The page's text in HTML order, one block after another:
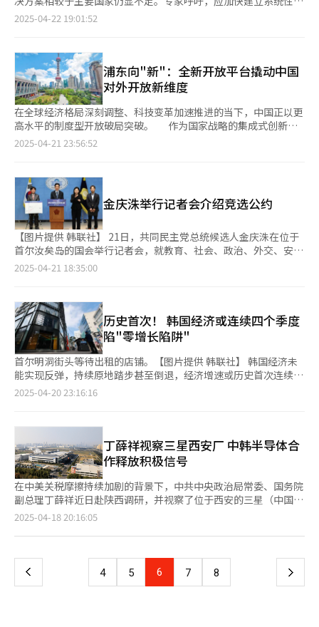
爆现象级话题，此前李在明、尹锡悦、李俊锡、罗卿瑗等政界大咖
都曾出演这档节目，或自嘲或讽刺对手，各种玩梗贡献了不少名场
环境更加自由开放，《SNL Korea》的人气持续上升。
中国的报复性关税。 花旗利用牛津经济学模型进行分析显示，在
第一和第二种情景下，也就是中美互征100%以上关税的局面下，
分别下降2.2个百分点（情景一）和2.3个百分点（情景二）。 受此
影响，韩国银行（央行）可能被迫加快降息步伐。花旗预测，在上
述两种情景下，央行或把基准利率从当前的2.75%降至明年年底的
1.00%，总共降息1.75个百分点，相当于连续七次下调0.25个百分
点。 在第三种中美关税摩擦有所缓解的情景中，韩国经济遭受的
冲击也略有缓和。报告预计，在该情况下，今年韩国GDP增速下降
0.2个百分点，明年下降0.9个百分点。同期央行降息幅度也会缩
小，总共降息0.75个百分点，明年年底利率预计为2.00%。 此外，
（IMF）日前发布的《全球经济展望》中，韩国今年的增长预期从
2%下调至1%。彭博社10日公开的调查结果显示，42家机构对韩
国今年的平均增长预测为1.41%，其中多家机构预测低于1%，包
括彭博经济研究所（0.7%）、凯投宏观（0.9%）、花旗集团
（0.8%）、荷兰国际集团（0.8%）、摩根大通（0.7%）等。 央
行也可能在下月下调经济增长预测，此前央行在2月预测今年韩国
经济增速为1.5%。央行行长李昌镛在17日金融货币委员会会议后
指出，从目前美国的关税政策来看，2月的预测过于乐观，考虑到
障机制，构建药品供应链全景图谱，以有效确保突发公共卫生事件
应链保障政策比较研究及启示》报告中指出，全球主要国家已建立
起较为完善的药品供应保障体系，而韩国在药品供应链稳定性机制
建设方面相对滞后。 报告显示，尽管韩国食品药品安全部与疾病
管理厅在新型传染病防治领域开展了研发（R&D）资助、国家必需
药品本土化生产等举措，但在构建完整供应链保障体系方面仍存在
明显短板。特别是在战略药品储备、产能基础设施建设、原料药国
产化等关键环节，对本土制药企业的政策支持力度亟待加强。韩国
制药生物协会统计数据显示，目前全球原料药生产呈高度集中态
供应危机。数据显示，截至去年11月，近三年间韩国累计46种药
品因停产或进口中断导致供应短缺。仅去年4月，供应不稳定的药
品就多达490种，其中包括69种国产药品在内的95种国家必备药
品。 郑顺圭指出，随着美国高关税政策实施、中国反制措施生
效，以及日本与欧盟供应链监管新规陆续出台，今年全球药品供应
链格局将迎来重大调整，韩国制药企业的国际化发展战略亟需系统
性重构。报告进一步指出，在中美战略竞争持续深化、中东地缘政
治动荡、俄乌军事冲突延宕、全球气候变化加剧等多重因素叠加影
情报监测体系已成为国家医药安全的核心议题。 对此，郑顺圭认
为，政府应积极推动韩美制药企业在技术转移、原料供应、合同加
工外包（CMO）及跨国并购等领域的战略合作，同时建立主要国家
药品采购政策共享机制，为企业制定全球化市场策略提供精准支
持。此外，应以《供应链安全基本法》制度为基础，构建覆盖供应
链全流程的监测预警系统，完善行业统计数据库建设，全面提升供
应链韧性与风险应对能力。 报告特别指出，韩国在信息通信技术
（ICT）领域具有显著优势，为大数据分析、人工智能（AI）预
安全，亟需建立包含风险识别评估、产能建设投资、应急生产储备
在内的全周期管理体系。郑顺圭还指出：“构建药品供应安全保障
体系需要建立跨部门协同治理机制，若能够实施为期5年以上的中
长期政策支持计划，预计到2030年有望显著缓解部分关键药品的
供应短缺问题。”
2025-04-22 19:01:52
浦东向"新"：全新开放平台撬动中国
对外开放新维度
在全球经济格局深刻调整、科技变革加速推进的当下，中国正以更
高水平的制度型开放破局突破。 作为国家战略的集成式创新载
体，落地浦东的上海东方枢纽国际商务合作区（以下简称“国际商
35周年纪念日。作为改革开放的前沿阵地，上海浦东以更主动的姿
态链接全球。落地浦东的国际商务合作区，正撬动中国对外开放新
维度。 【图片来源 中新社上海分社】 国际商务合作区不是中国国
内现有特殊区域的简单复制，而是通过借鉴、集成和创新国内外各
类区域功能，打造的全新开放平台。 在综合保税区、海关监管区
和口岸限定区域管理制度基础上，国际商务合作区将叠加特定封闭
区域人员跨境流动便利化政策与商务服务功能，通过“一线放开
（对境外进入国际商务合作区的人员、行李物品实施便捷化管
模式，为跨境商务活动构建高效通道。 届时，境外人员搭乘国际
或地区航班自浦东国际机场入区无需核查中国签证等入境许可，凭
商务合作区综合管理机构备案的有效邀请，可停留30天，并可根据
需要申请延期。区内提供口岸签证办理服务，进一步便利跨境商务
活动。未来，国际旅客可从浦东国际机场T3航站楼搭乘接驳车
辆，10分钟即可直达国际商务合作区。 “随着中国高水平开放不
断向纵深迈进，其背后的一条主线是要从物的开放，逐步向自然人
的开放拓展，而国际商务合作区就将承载更进一步开放功能：把人
委员会保税区管理局（上海东方枢纽国际商务合作区管理局）副局
长赵宇刚告诉记者，这将是一次全球首创、全国唯一的全新探索。
【图片来源中新社上海分社】 在上海社科院世界中国学研究所副
研究员谢一青看来，国际商务合作区不仅是中国对世界递出的“开
放新名片”，也是上海“主动应变局、育新机”的标志性突破。
当前全球经济环境正经历深刻变化：多边贸易体系承压、区域供应
链加速重构、地缘政治经济不确定性加剧。“在此背景下，这一开
放举措不仅是贸易与投资的扩展，更是制度与理念的突破。”谢一
度框架，打破了传统壁垒。”谢一青认为，国际商务合作区的落地
不仅标志着浦东从“要素流动型开放”向“制度创新型开放”的跃
升。与此同时，国际商务合作区通过“国际商务中心”这一载体，
2025-04-21 23:56:52
金庆洙举行记者会介绍竞选公约
【图片提供 韩联社】 21日，共同民主党总统候选人金庆洙在位于
首尔汝矣岛的国会举行记者会，就教育、社会、政治、外交、安
保、国防等领域的竞选公约进行说明。
2025-04-21 18:35:00
历史首次！ 韩国经济或连续四个季度
陷"零增长陷阱"
首尔明洞街头等待出租的店铺。【图片提供 韩联社】 韩国经济未
能实现反弹，持续原地踏步甚至倒退，经济增速或历史首次连续四
个季度不足0.1%。分析称，经济潜在增长率已跌至2%上下，外部
生可期效果。 据韩国银行（央行）日前公布的《第一季度及未来
增长趋势评估》报告显示，第一季度经济增幅预计将低于0.2%，
甚至不排除出现小幅负增长的可能性。央行即将于本月24日公开第
一季度实际国内生产总值（GDP）增速，按此趋势大概率将低于
0%，即使保持增长也不会超过0.1%。 这意味着韩国GDP自去年
第2季度出现0.228%的负增长、第三季度和第四季度先后增长
0.1%和0.066%后，将连续四个季度增速不足0.1%。 按照央行经
济统计系统（ECOS）的数据，韩国自1960年有统计可查数据以
来，经济增速从未如此长期停留在0.1%以下。2022年第4季度在
增长，但很快在2023年第一季度实现0.44%的反弹，此后直至去
年1月一直保持正增长。 在新冠疫情的打击下，韩国经济曾于2020
2025-04-20 23:16:16
丁薛祥视察三星西安厂 中韩半导体合
作释放积极信号
在中美关税摩擦持续加剧的背景下，中共中央政治局常委、国务院
副总理丁薛祥近日赴陕西调研，并视察了位于西安的三星（中国）
半导体有限公司，引发各界广泛关注。分析认为，此举释放出中方
号。 据悉，丁薛祥于4月14日至16日赴陕西省开展调研工作，其间
祥是中共最高领导层成员之一，在党内排名第六，长期担任习近平
总书记秘书，被普遍视为“习家军”核心成员之一，政治地位稳
2025-04-18 20:16:05
上
页
4 5 6 7 8 下